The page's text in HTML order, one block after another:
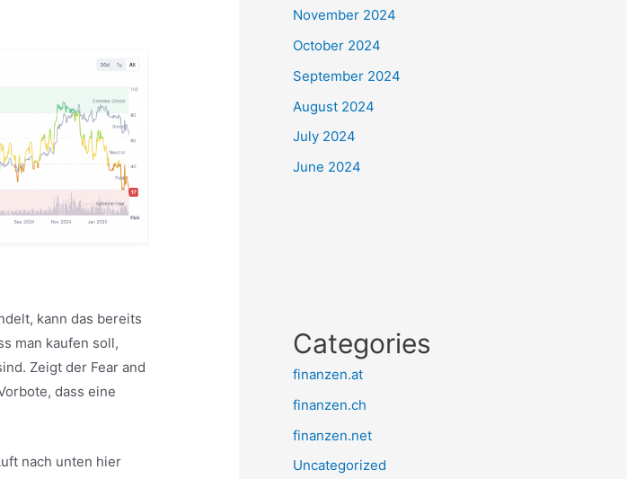
kann das bereits
man kaufen soll,
Zeigt der Fear and
dass eine
nach unten hier
November 2024
October 2024
September 2024
August 2024
July 2024
June 2024
Categories
finanzen.at
finanzen.ch
finanzen.net
Uncategorized